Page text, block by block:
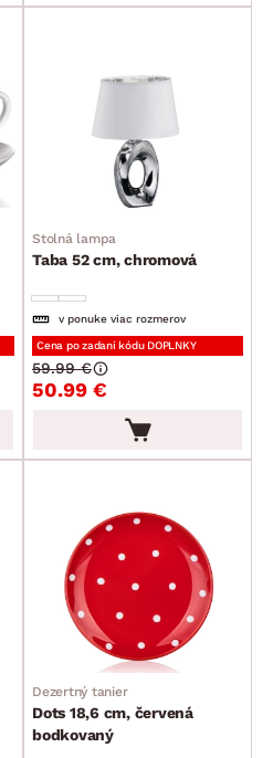
Stolná lampa
Taba 52 cm, chromová
v ponuke viac rozmerov
Cena po zadaní kódu DOPLNKY
50.99 €
59.99 €
Dezertný tanier
Dots 18,6 cm, červená
bodkovaný